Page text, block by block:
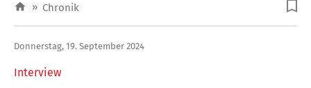
» Chronik
Interview
Donnerstag, 19. September 2024